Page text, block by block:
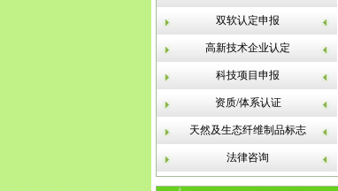
双软认定申报
高新技术企业认定
科技项目申报
资质/体系认证
天然及生态纤维制品标志
法律咨询